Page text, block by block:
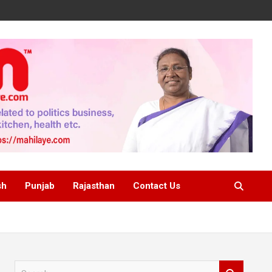
Punjab Rajasthan Contact Us